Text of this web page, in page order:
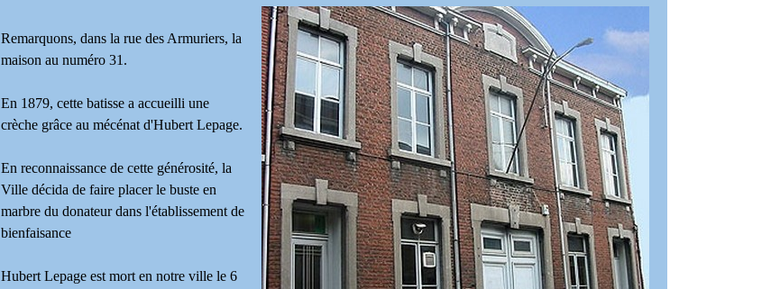
Remarquons, dans la rue des Armuriers, la
maison au numéro 31.
En 1879, cette batisse a accueilli une
crèche grâce au mécénat d'Hubert Lepage.
En reconnaissance de cette générosité, la
Ville décida de faire placer le buste en
marbre du donateur dans l'établissement de
bienfaisance
Hubert Lepage est mort en notre ville le 6